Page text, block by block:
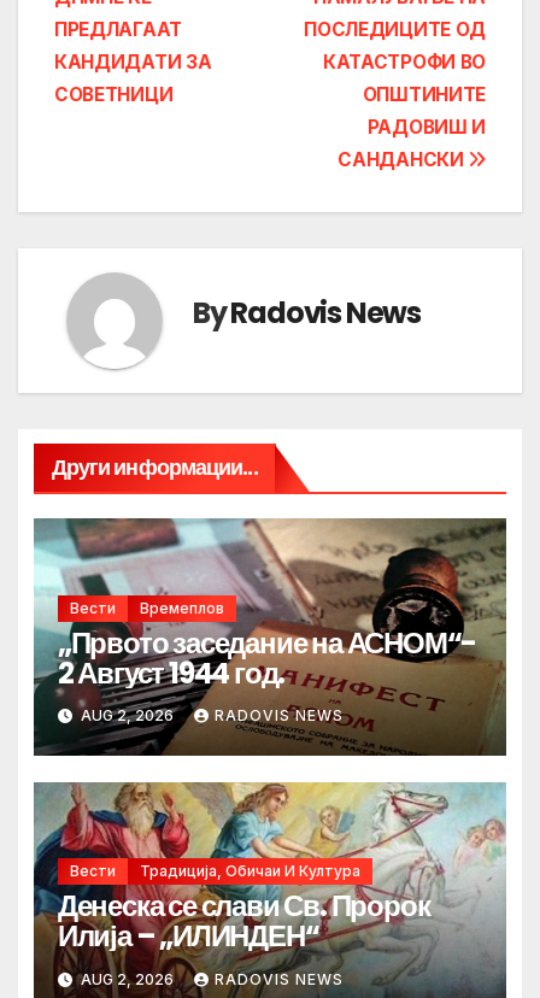
ПОСЛЕДИЦИТЕ ОД
КАТАСТРОФИ ВО
ОПШТИНИТЕ
РАДОВИШ И
САНДАНСКИ
ПРЕДЛАГААТ
КАНДИДАТИ ЗА
СОВЕТНИЦИ
ByRadovis News
Други информации...
Вести Времеплов
„Првото заседание на АСНОМ“-
2 Август 1944 год.
AUG 2, 2026 RADOVIS NEWS
Вести Традиција, Обичаи И Култура
Денеска се слави Св. Пророк
Илија – „ИЛИНДЕН“
AUG 2, 2026 RADOVIS NEWS